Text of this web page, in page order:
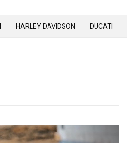
HARLEY DAVIDSON DUCATI